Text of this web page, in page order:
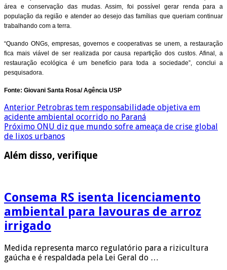
área e conservação das mudas. Assim, foi possível gerar renda para a
população da região e atender ao desejo das famílias que queriam continuar
trabalhando com a terra.
“Quando ONGs, empresas, governos e cooperativas se unem, a restauração
fica mais viável de ser realizada por causa repartição dos custos. Afinal, a
restauração ecológica é um benefício para toda a sociedade”, conclui a
pesquisadora.
Fonte: Giovani Santa Rosa/ Agência USP
Anterior Petrobras tem responsabilidade objetiva em
acidente ambiental ocorrido no Paraná
Próximo ONU diz que mundo sofre ameaça de crise global
de lixos urbanos
Além disso, verifique
Consema RS isenta licenciamento
ambiental para lavouras de arroz
irrigado
Medida representa marco regulatório para a rizicultura
gaúcha e é respaldada pela Lei Geral do …